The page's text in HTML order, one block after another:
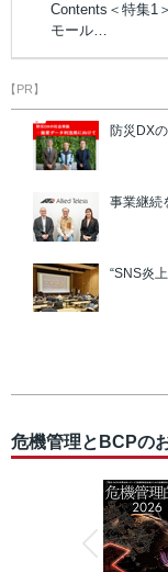
Contents＜特集1
モール…
【PR】
防災DX
事業継続
“SNS炎
危機管理とBCPの